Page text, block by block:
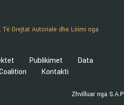
Të Drejtat Autoriale dhe Lirimi nga
Publikimet
Data
Kontakti
Zhvilluar nga S.A.P